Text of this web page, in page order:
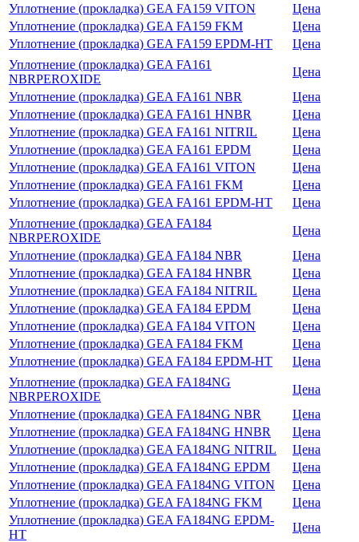
Уплотнение (прокладка) GEA FA159 VITON
Цена
Уплотнение (прокладка) GEA FA159 FKM
Цена
Уплотнение (прокладка) GEA FA159 EPDM-HT
Цена
Уплотнение (прокладка) GEA FA161
NBRPEROXIDE
Цена
Уплотнение (прокладка) GEA FA161 NBR
Цена
Уплотнение (прокладка) GEA FA161 HNBR
Цена
Уплотнение (прокладка) GEA FA161 NITRIL
Цена
Уплотнение (прокладка) GEA FA161 EPDM
Цена
Уплотнение (прокладка) GEA FA161 VITON
Цена
Уплотнение (прокладка) GEA FA161 FKM
Цена
Уплотнение (прокладка) GEA FA161 EPDM-HT
Цена
Уплотнение (прокладка) GEA FA184
NBRPEROXIDE
Цена
Уплотнение (прокладка) GEA FA184 NBR
Цена
Уплотнение (прокладка) GEA FA184 HNBR
Цена
Уплотнение (прокладка) GEA FA184 NITRIL
Цена
Уплотнение (прокладка) GEA FA184 EPDM
Цена
Уплотнение (прокладка) GEA FA184 VITON
Цена
Уплотнение (прокладка) GEA FA184 FKM
Цена
Уплотнение (прокладка) GEA FA184 EPDM-HT
Цена
Уплотнение (прокладка) GEA FA184NG
NBRPEROXIDE
Цена
Уплотнение (прокладка) GEA FA184NG NBR
Цена
Уплотнение (прокладка) GEA FA184NG HNBR
Цена
Уплотнение (прокладка) GEA FA184NG NITRIL
Цена
Уплотнение (прокладка) GEA FA184NG EPDM
Цена
Уплотнение (прокладка) GEA FA184NG VITON
Цена
Уплотнение (прокладка) GEA FA184NG FKM
Цена
Уплотнение (прокладка) GEA FA184NG EPDM-
HT
Цена